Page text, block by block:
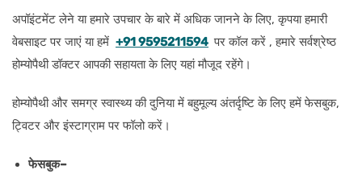
अपॉइंटमेंट लेने या हमारे उपचार के बारे में अधिक जानने के लिए, कृपया हमारी
वेबसाइट पर जाएं या हमें +91 9595211594 पर कॉल करें , हमारे सर्वश्रेष्ठ
होम्योपैथी डॉक्टर आपकी सहायता के लिए यहां मौजूद रहेंगे।
होम्योपैथी और समग्र स्वास्थ्य की दुनिया में बहुमूल्य अंतर्दृष्टि के लिए हमें फेसबुक,
ट्विटर और इंस्टाग्राम पर फॉलो करें।
फेसबुक–